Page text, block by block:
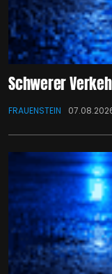
Schwerer
FRAUENSTEIN